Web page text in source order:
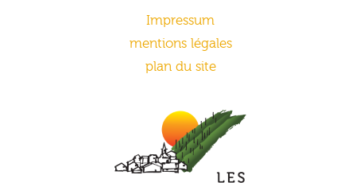
Impressum
mentions légales
plan du site